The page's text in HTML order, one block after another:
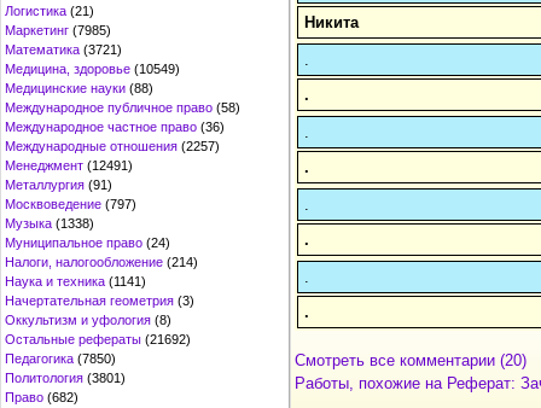
Логистика (21)
Маркетинг (7985)
Математика (3721)
Медицина, здоровье (10549)
Медицинские науки (88)
Международное публичное право (58)
Международное частное право (36)
Международные отношения (2257)
Менеджмент (12491)
Металлургия (91)
Москвоведение (797)
Музыка (1338)
Муниципальное право (24)
Налоги, налогообложение (214)
Наука и техника (1141)
Начертательная геометрия (3)
Оккультизм и уфология (8)
Остальные рефераты (21692)
Педагогика (7850)
Политология (3801)
Право (682)
Никита
.
.
.
.
Смотреть все комментарии (20)
Работы, похожие на Реферат: